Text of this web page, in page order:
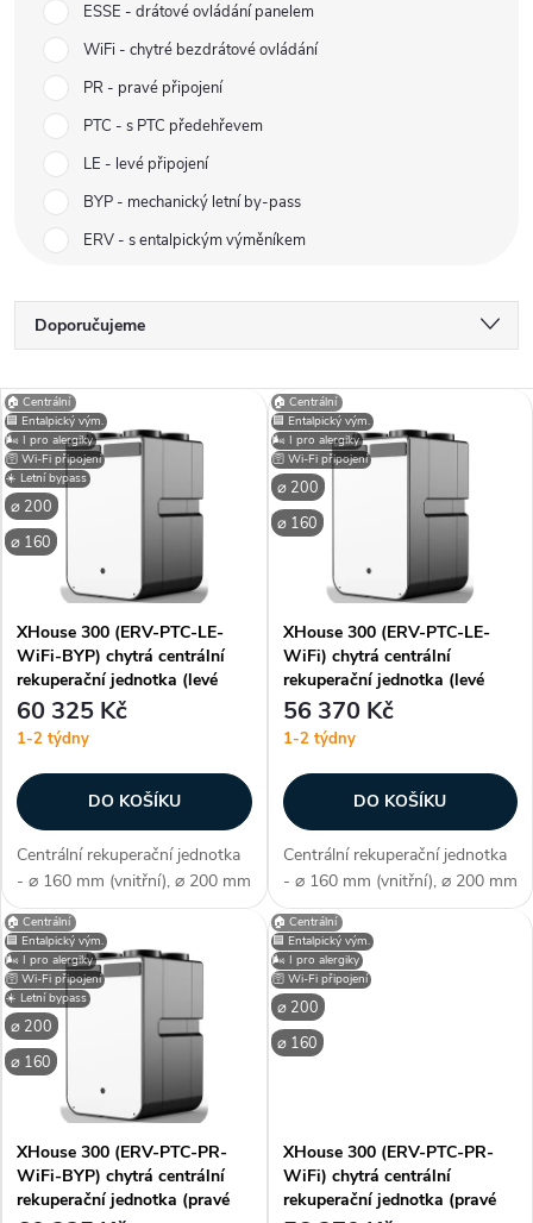
ESSE - drátové ovládání panelem
WiFi - chytré bezdrátové ovládání
PR - pravé připojení
PTC - s PTC předehřevem
LE - levé připojení
BYP - mechanický letní by-pass
ERV - s entalpickým výměníkem
Ř
a
z
e
n
í
p
r
o
d
u
k
t
Doporučujeme
Nejdražší
Nejprodávanější
Abecedně
V
ý
p
s
p
r
o
d
u
k
t
ů
⌀ 200
⌀ 160
🏠 Centrální
🟦 Entalpický vým.
🌬️ I pro alergiky
🛜 Wi-Fi připojení
☀️ Letní bypass
XHouse 300 (ERV-PTC-LE-
WiFi-BYP) chytrá centrální
rekuperační jednotka (levé
připojení)
60 325 Kč
1-2 týdny
DO KOŠÍKU
Centrální rekuperační jednotka
- ⌀ 160 mm (vnitřní), ⌀ 200 mm
(vnější), ERV - entalpický
výměník (s obnovou tepla i
vlhkosti), PTC předehřev, levé
připojení, WiFi - chytré...
⌀ 200
⌀ 160
🏠 Centrální
🟦 Entalpický vým.
🌬️ I pro alergiky
🛜 Wi-Fi připojení
XHouse 300 (ERV-PTC-LE-
WiFi) chytrá centrální
rekuperační jednotka (levé
připojení)
56 370 Kč
1-2 týdny
DO KOŠÍKU
Centrální rekuperační jednotka
- ⌀ 160 mm (vnitřní), ⌀ 200 mm
(vnější), ERV - entalpický
výměník (s obnovou tepla i
vlhkosti), PTC předehřev, levé
připojení, WiFi - chytré...
⌀ 200
⌀ 160
🏠 Centrální
🟦 Entalpický vým.
🌬️ I pro alergiky
🛜 Wi-Fi připojení
☀️ Letní bypass
XHouse 300 (ERV-PTC-PR-
WiFi-BYP) chytrá centrální
rekuperační jednotka (pravé
⌀ 200
⌀ 160
🏠 Centrální
🟦 Entalpický vým.
🌬️ I pro alergiky
🛜 Wi-Fi připojení
XHouse 300 (ERV-PTC-PR-
WiFi) chytrá centrální
rekuperační jednotka (pravé